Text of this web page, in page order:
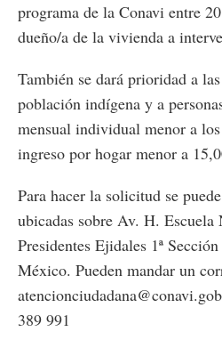
programa de la Conavi entre
dueño/a de la vivienda a
También se dará prioridad a
población indígena y a
mensual individual menor a
ingreso por hogar menor a
Para hacer la solicitud se
ubicadas sobre Av. H.
Presidentes Ejidales 1ª
México. Pueden mandar un
389 991